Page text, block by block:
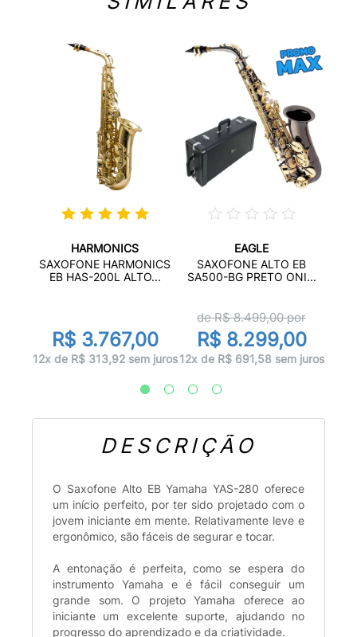
HARMONICS
SAXOFONE HARMONICS
EB HAS-200L ALTO...
R$ 3.767,00
12x de R$ 313,92 sem juros
EAGLE
SAXOFONE ALTO EB
SA500-BG PRETO ONI...
de R$8.499,00por
R$ 8.299,00
12x de R$ 691,58 sem juros
DESCRIÇÃO
O Saxofone Alto EB Yamaha YAS-280 oferece
um início perfeito, por ter sido projetado com o
jovem iniciante em mente. Relativamente leve e
ergonômico, são fáceis de segurar e tocar.
A entonação é perfeita, como se espera do
instrumento Yamaha e é fácil conseguir um
grande som. O projeto Yamaha oferece ao
iniciante um excelente suporte, ajudando no
progresso do aprendizado e da criatividade.